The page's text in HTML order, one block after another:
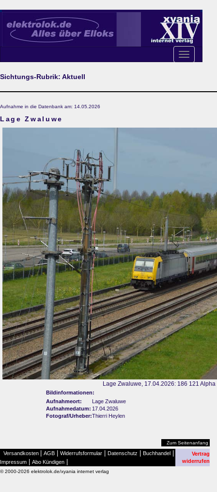
Toggle
navigation
Sichtungs-Rubrik: Aktuell
Aufnahme in die Datenbank am: 14.05.2026
Lage Zwaluwe
Lage Zwaluwe, 17.04.2026: 186 121
Bildinformationen:
Aufnahmeort:
Lage Zwaluwe
Aufnahmedatum: 17.04.2026
Fotograf/Urheber:Thierri Heylen
Zum Seitenanfang
Versandkosten AGB Widerrufsformular Datenschutz Buchhandel
Impressum Abo Kündigen
Vertrag
widerrufen
© 2000-2026 elektrolok.de/xyania internet verlag